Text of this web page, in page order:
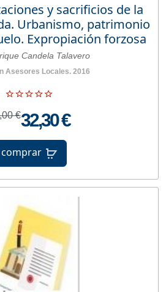
y sacrificios de la
Urbanismo, patrimonio
Expropiación forzosa
Candela Talavero
Asesores Locales. 2016
€32,30 €
comprar